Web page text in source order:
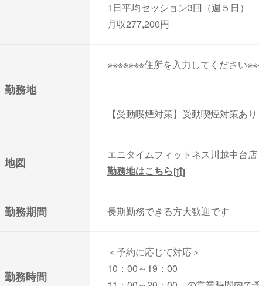
1日平均セッション3回（週５日）
月収277,200円
勤務地
※※※※※※※住所を入力してください
【受動喫煙対策】受動喫煙対策あ
地図
エニタイムフィットネス川越中台店
勤務地はこちら
勤務期間 長期勤務できる方大歓迎です
勤務時間
＜予約に応じて対応＞
10：00～19：00